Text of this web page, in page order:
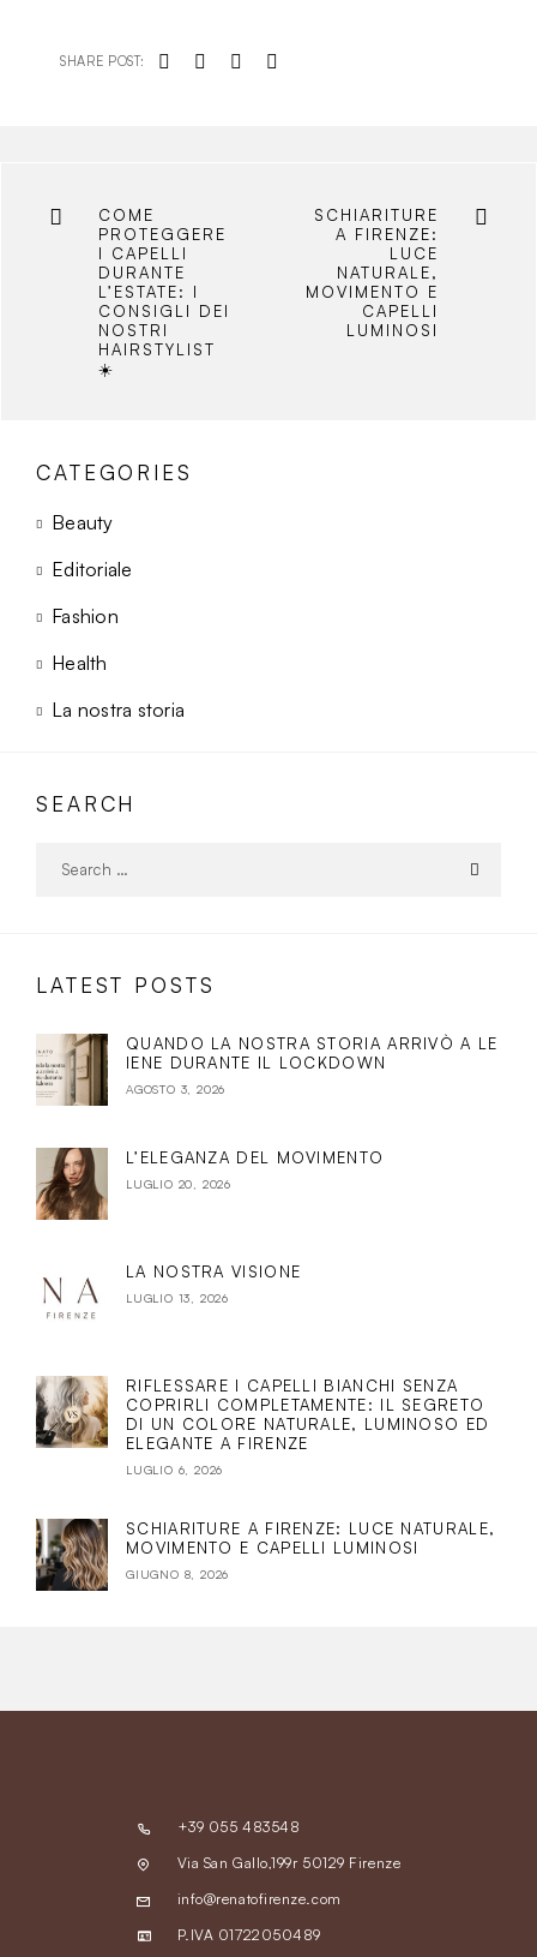
SHARE POST:
COME
PROTEGGERE
I CAPELLI
DURANTE
L’ESTATE: I
CONSIGLI DEI
NOSTRI
HAIRSTYLIST
☀️
SCHIARITURE
A FIRENZE:
LUCE
NATURALE,
MOVIMENTO E
CAPELLI
LUMINOSI
CATEGORIES
Beauty
Editoriale
Fashion
Health
La nostra storia
SEARCH
LATEST POSTS
QUANDO LA NOSTRA STORIA ARRIVÒ A LE
IENE DURANTE IL LOCKDOWN
AGOSTO 3, 2026
L’ELEGANZA DEL MOVIMENTO
LUGLIO 20, 2026
LA NOSTRA VISIONE
LUGLIO 13, 2026
RIFLESSARE I CAPELLI BIANCHI SENZA
COPRIRLI COMPLETAMENTE: IL SEGRETO
DI UN COLORE NATURALE, LUMINOSO ED
ELEGANTE A FIRENZE
LUGLIO 6, 2026
SCHIARITURE A FIRENZE: LUCE NATURALE,
MOVIMENTO E CAPELLI LUMINOSI
GIUGNO 8, 2026
+39 055 483548
Via San Gallo,199r 50129 Firenze
info@renatofirenze.com
P.IVA 01722050489